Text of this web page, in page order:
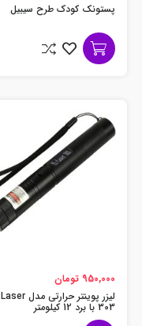
پستونک کودک طرح سیبیل
950,000 تومان
لیزر پوینتر حرارتی مدل Laser
303 با برد 12 کیلومتر